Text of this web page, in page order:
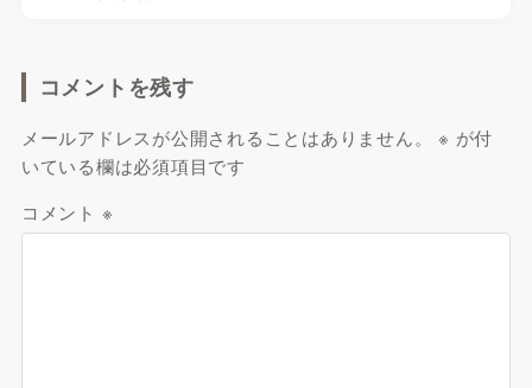
コメントを残す
メールアドレスが公開されることはありません。 ※ が付
いている欄は必須項目です
コメント ※